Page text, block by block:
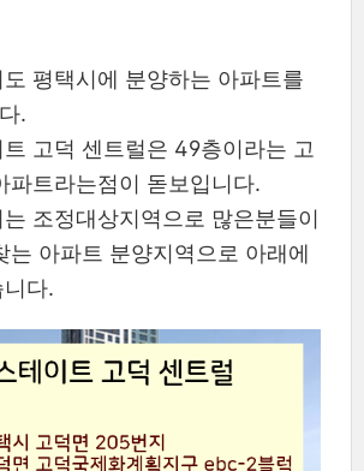
평택시에 분양하는 아파트를
.
고덕 센트럴은 49층이라는 고
파트라는점이 돋보입니다.
조정대상지역으로 많은분들이
는 아파트 분양지역으로 아래에
다.